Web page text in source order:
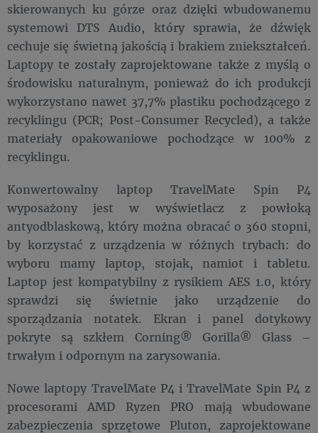
skierowanych ku górze oraz dzięki wbudowanemu
systemowi DTS Audio, który sprawia, że dźwięk
cechuje się świetną jakością i brakiem zniekształceń.
Laptopy te zostały zaprojektowane także z myślą o
środowisku naturalnym, ponieważ do ich produkcji
wykorzystano nawet 37,7% plastiku pochodzącego z
recyklingu (PCR; Post-Consumer Recycled), a także
materiały opakowaniowe pochodzące w 100% z
recyklingu.
Konwertowalny laptop TravelMate Spin P4
wyposażony jest w wyświetlacz z powłoką
antyodblaskową, który można obracać o 360 stopni,
by korzystać z urządzenia w różnych trybach: do
wyboru mamy laptop, stojak, namiot i tabletu.
Laptop jest kompatybilny z rysikiem AES 1.0, który
sprawdzi się świetnie jako urządzenie do
sporządzania notatek. Ekran i panel dotykowy
pokryte są szkłem Corning® Gorilla® Glass –
trwałym i odpornym na zarysowania.
Nowe laptopy TravelMate P4 i TravelMate Spin P4 z
procesorami AMD Ryzen PRO mają wbudowane
zabezpieczenia sprzętowe Pluton, zaprojektowane